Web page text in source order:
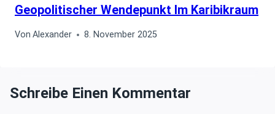
Geopolitischer Wendepunkt Im Karibikraum
Von Alexander 8. November 2025
Schreibe Einen Kommentar